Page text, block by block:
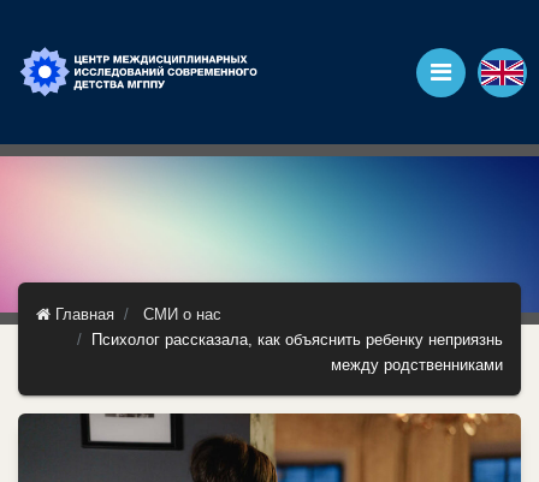
Главная
СМИ о нас
Психолог рассказала, как объяснить ребенку неприязнь
между родственниками